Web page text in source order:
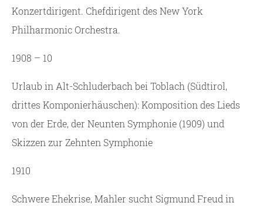
Konzertdirigent. Chefdirigent des New York
Philharmonic Orchestra.
1908 – 10
Urlaub in Alt-Schluderbach bei Toblach (Südtirol,
drittes Komponierhäuschen): Komposition des Lieds
von der Erde, der Neunten Symphonie (1909) und
Skizzen zur Zehnten Symphonie
1910
Schwere Ehekrise, Mahler sucht Sigmund Freud in